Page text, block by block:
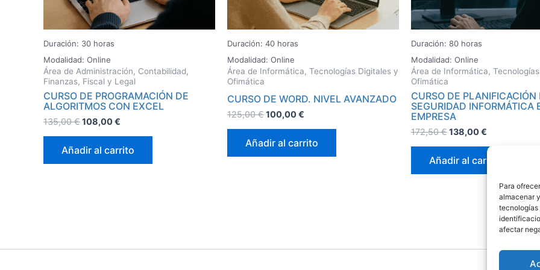
Para
almacenar
tecnologías
afectar
Duración: 30 horas
Modalidad: Online
Área de Administración, Contabilidad,
Finanzas, Fiscal y Legal
CURSO DE PROGRAMACIÓN DE
ALGORITMOS CON EXCEL
135,00€108,00€
Añadir al carrito
Duración: 40 horas
Modalidad: Online
Área de Informática, Tecnologías Digitales y
Ofimática
CURSO DE WORD. NIVEL AVANZADO
125,00€100,00€
Añadir al carrito
Duración: 80 horas
Modalidad: Online
Área de Informática,
Ofimática
CURSO DE PLANIFICACIÓN
SEGURIDAD INFORMÁTICA
EMPRESA
172,50€138,00€
Añadir al carrito